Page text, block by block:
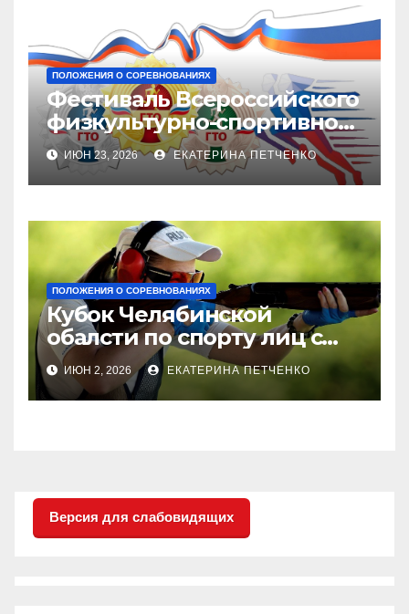
ПОЛОЖЕНИЯ О СОРЕВНОВАНИЯХ
Фестиваль Всероссийского
физкультурно-спортивного
комплекса «Готов в труду и
обороне» (ГТО)
ИЮН 23, 2026 ЕКАТЕРИНА ПЕТЧЕНКО
ПОЛОЖЕНИЯ О СОРЕВНОВАНИЯХ
Кубок Челябинской
обалсти по спорту лиц с
поражением опорно-
двигательного аппрата
(стендовая стрельба —
ИЮН 2, 2026 ЕКАТЕРИНА ПЕТЧЕНКО
Версия для слабовидящих